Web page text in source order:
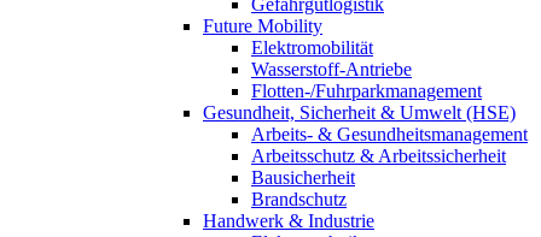
Future Mobility
Elektromobilität
Wasserstoff-Antriebe
Flotten-/Fuhrparkmanagement
Gesundheit, Sicherheit & Umwelt (HSE)
Arbeits- & Gesundheitsmanagement
Arbeitsschutz & Arbeitssicherheit
Bausicherheit
Brandschutz
Handwerk & Industrie